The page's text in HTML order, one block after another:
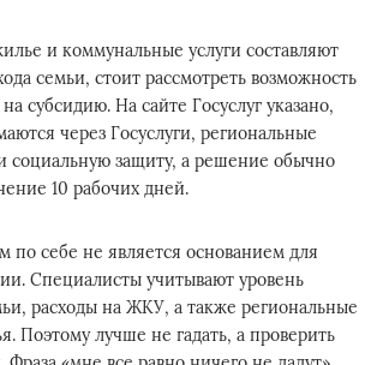
и коммунальные услуги составляют
семьи, стоит рассмотреть возможность
субсидию. На сайте Госуслуг указано,
через Госуслуги, региональные
защиту, а решение обычно
10 рабочих дней.
по себе не является основанием для
Специалисты учитывают уровень
расходы на ЖКУ, а также региональные
Поэтому лучше не гадать, а проверить